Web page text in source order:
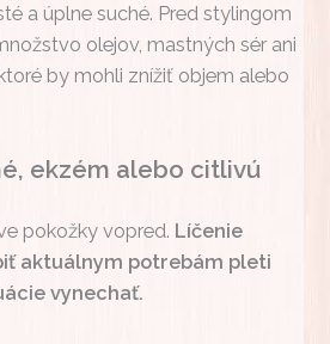
a úplne suché. Pred stylingom
olejov, mastných sér ani
by mohli znížiť objem alebo
ekzém alebo citlivú
pokožky vopred. Líčenie
aktuálnym potrebám pleti
vynechať.